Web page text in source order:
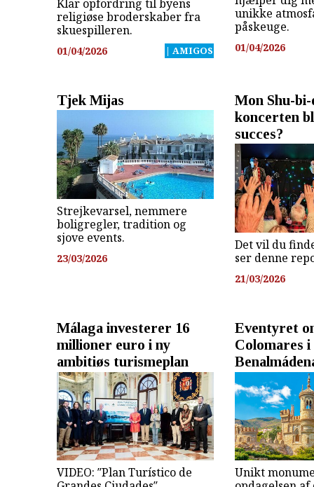
Klar opfordring til byens
religiøse broderskaber fra
skuespilleren.
01/04/2026 | AMIGOS
unikke
påskeuge.
01/04/2026
Tjek Mijas
Strejkevarsel, nemmere
boligregler, tradition og
sjove events.
23/03/2026
Mon Shu-bi-
koncerten
succes?
Det vil du
ser denne
21/03/2026
Málaga investerer 16
millioner euro i ny
ambitiøs turismeplan
VIDEO: ″Plan Turístico de
Eventyret
Colomares
Unikt